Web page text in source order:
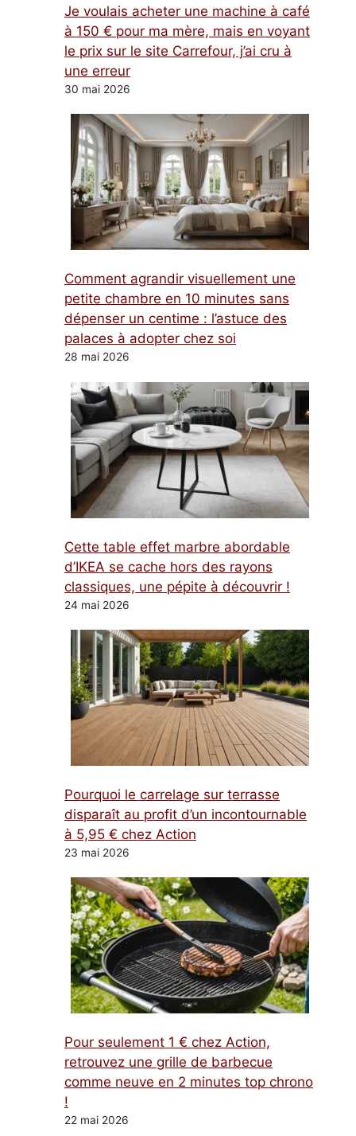
Je voulais acheter une machine à café
à 150 € pour ma mère, mais en voyant
le prix sur le site Carrefour, j’ai cru à
une erreur
30 mai 2026
Comment agrandir visuellement une
petite chambre en 10 minutes sans
dépenser un centime : l’astuce des
palaces à adopter chez soi
28 mai 2026
Cette table effet marbre abordable
d’IKEA se cache hors des rayons
classiques, une pépite à découvrir !
24 mai 2026
Pourquoi le carrelage sur terrasse
disparaît au profit d’un incontournable
à 5,95 € chez Action
23 mai 2026
Pour seulement 1 € chez Action,
retrouvez une grille de barbecue
comme neuve en 2 minutes top chrono
!
22 mai 2026